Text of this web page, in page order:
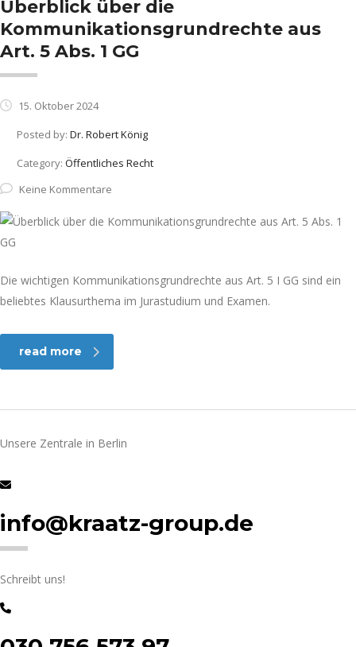
Überblick über die
Kommunikationsgrundrechte aus
Art. 5 Abs. 1 GG
15. Oktober 2024
Posted by: Dr. Robert König
Category: Öffentliches Recht
Keine Kommentare
Die wichtigen Kommunikationsgrundrechte aus Art. 5 I GG sind ein
beliebtes Klausurthema im Jurastudium und Examen.
read more
Unsere Zentrale in Berlin
info@kraatz-group.de
Schreibt uns!